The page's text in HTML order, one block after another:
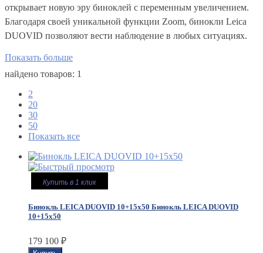
открывает новую эру биноклей с переменным увеличением.
Благодаря своей уникальной функции Zoom, бинокли Leica
DUOVID позволяют веcти наблюдение в любых ситуациях.
Показать больше
найдено товаров: 1
2
20
30
50
Показать все
Купить в 1 клик
Бинокль LEICA DUOVID 10+15x50 Бинокль LEICA DUOVID
10+15x50
179 100 ₽